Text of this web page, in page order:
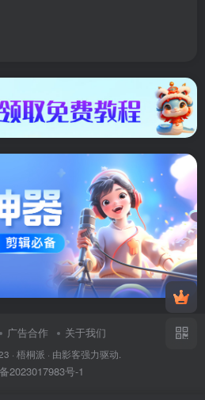
广告合作 关于我们
· 梧桐派 · 由影客强力驱动.
2023017983号-1